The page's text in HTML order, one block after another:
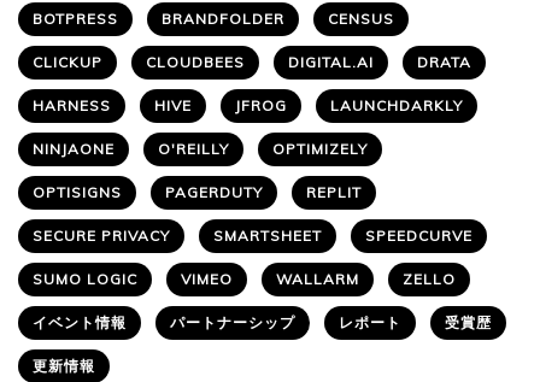
BOTPRESS BRANDFOLDER CENSUS
CLICKUP CLOUDBEES DIGITAL.AI DRATA
HARNESS HIVE JFROG LAUNCHDARKLY
NINJAONE O'REILLY OPTIMIZELY
OPTISIGNS PAGERDUTY REPLIT
SECURE PRIVACY SMARTSHEET SPEEDCURVE
SUMO LOGIC VIMEO WALLARM ZELLO
イベント情報 パートナーシップ レポート 受賞歴
更新情報